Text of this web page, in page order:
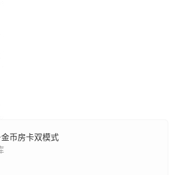
币房卡双模式